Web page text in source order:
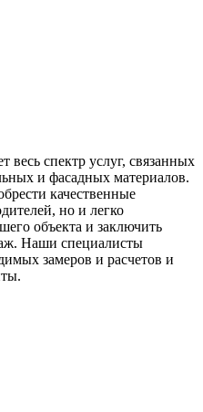
весь спектр услуг, связанных
и фасадных материалов.
качественные
но и легко
объекта и заключить
Наши специалисты
замеров и расчетов и